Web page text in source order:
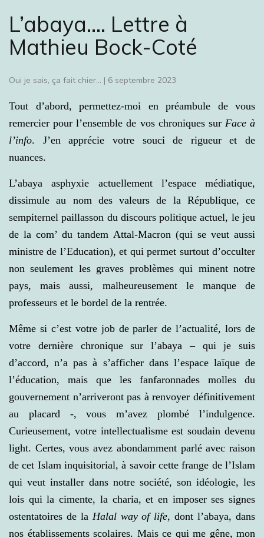
L’abaya…. Lettre à
Mathieu Bock-Coté
Oui je sais, ça fait chier... | 6 septembre 2023
Tout d’abord, permettez-moi en préambule de vous
remercier pour l’ensemble de vos chroniques sur Face à
l’info. J’en apprécie votre souci de rigueur et de
nuances.
L’abaya asphyxie actuellement l’espace médiatique,
dissimule au nom des valeurs de la République, ce
sempiternel paillasson du discours politique actuel, le jeu
de la com’ du tandem Attal-Macron (qui se veut aussi
ministre de l’Education), et qui permet surtout d’occulter
non seulement les graves problèmes qui minent notre
pays, mais aussi, malheureusement le manque de
professeurs et le bordel de la rentrée.
Même si c’est votre job de parler de l’actualité, lors de
votre dernière chronique sur l’abaya – qui je suis
d’accord, n’a pas à s’afficher dans l’espace laïque de
l’éducation, mais que les fanfaronnades molles du
gouvernement n’arriveront pas à renvoyer définitivement
au placard -, vous m’avez plombé l’indulgence.
Curieusement, votre intellectualisme est soudain devenu
light. Certes, vous avez abondamment parlé avec raison
de cet Islam inquisitorial, à savoir cette frange de l’Islam
qui veut installer dans notre société, son idéologie, les
lois qui la cimente, la charia, et en imposer ses signes
ostentatoires de la Halal way of life, dont l’abaya, dans
nos établissements scolaires. Mais ce qui me gêne, mon